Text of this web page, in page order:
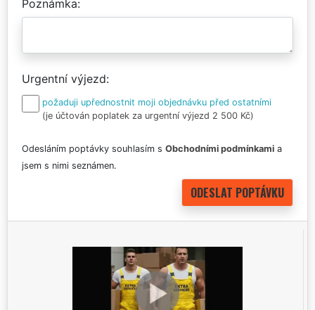
Poznámka
Urgentní výjezd
požaduji upřednostnit moji objednávku před ostatními
(je účtován poplatek za urgentní výjezd 2 500 Kč)
Odesláním poptávky souhlasím s Obchodními podmínkami a
jsem s nimi seznámen.